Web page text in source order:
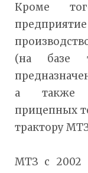
Кроме
(на базе
а также
прицепных
трактору
МТЗ с 2002